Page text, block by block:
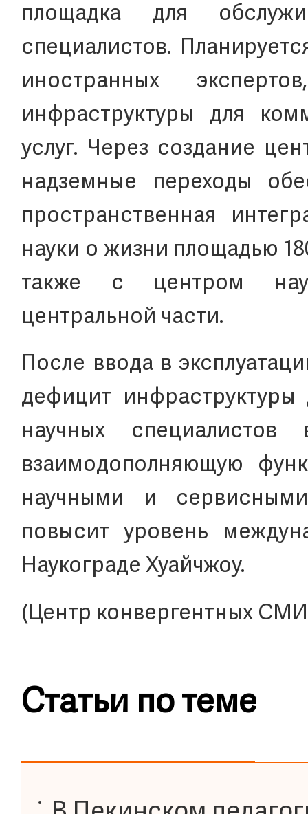
площадка для
специалистов.
иностранных
инфраструктуры для
услуг. Через создание
надземные переходы
пространственная
науки о жизни площадью
также с центром
центральной части.
После ввода в
дефицит
научных
взаимодополняющую
научными и
повысит уровень
Наукограде Хуайчжоу.
(Центр конвергентных
Статьи по теме